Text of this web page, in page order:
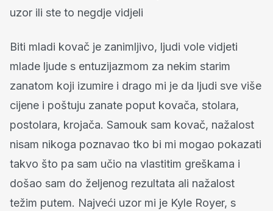
uzor ili ste to negdje vidjeli
Biti mladi kovač je zanimljivo, ljudi vole vidjeti
mlade ljude s entuzijazmom za nekim starim
zanatom koji izumire i drago mi je da ljudi sve više
cijene i poštuju zanate poput kovača, stolara,
postolara, krojača. Samouk sam kovač, nažalost
nisam nikoga poznavao tko bi mi mogao pokazati
takvo što pa sam učio na vlastitim greškama i
došao sam do željenog rezultata ali nažalost
težim putem. Najveći uzor mi je Kyle Royer, s